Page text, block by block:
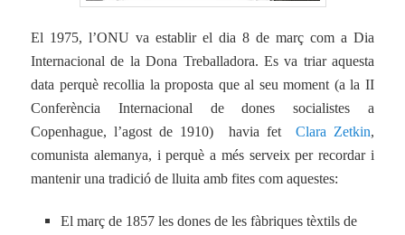
El 1975, l’ONU va establir el dia 8 de març com a Dia
Internacional de la Dona Treballadora. Es va triar aquesta
data perquè recollia la proposta que al seu moment (a la II
Conferència Internacional de dones socialistes a
Copenhague, l’agost de 1910) havia fet Clara Zetkin,
comunista alemanya, i perquè a més serveix per recordar i
mantenir una tradició de lluita amb fites com aquestes:
El març de 1857 les dones de les fàbriques tèxtils de